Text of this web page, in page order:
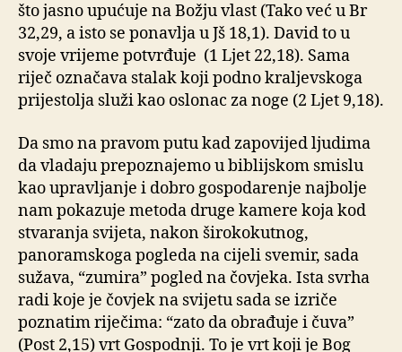
što jasno upućuje na Božju vlast (Tako već u Br
32,29, a isto se ponavlja u Jš 18,1). David to u
svoje vrijeme potvrđuje (1 Ljet 22,18). Sama
riječ označava stalak koji podno kraljevskoga
prijestolja služi kao oslonac za noge (2 Ljet 9,18).
Da smo na pravom putu kad zapovijed ljudima
da vladaju prepoznajemo u biblijskom smislu
kao upravljanje i dobro gospodarenje najbolje
nam pokazuje metoda druge kamere koja kod
stvaranja svijeta, nakon širokokutnog,
panoramskoga pogleda na cijeli svemir, sada
sužava, “zumira” pogled na čovjeka. Ista svrha
radi koje je čovjek na svijetu sada se izriče
poznatim riječima: “zato da obrađuje i čuva”
(Post 2,15) vrt Gospodnji. To je vrt koji je Bog